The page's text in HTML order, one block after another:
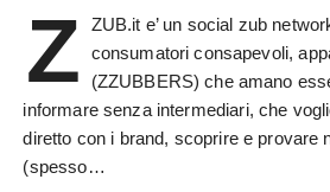
Z
ZUB.it e’ un social zub
consumatori consapevoli,
(ZZUBBERS) che amano
informare senza intermediari, che
diretto con i brand, scoprire e provare
(spesso…